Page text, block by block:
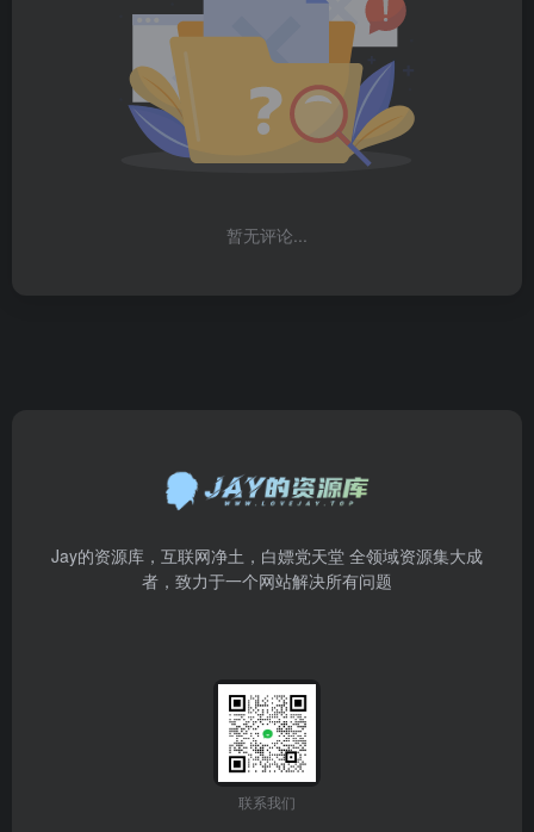
暂无评论...
Jay的资源库，互联网净土，白嫖党天堂 全领域资源集大成
者，致力于一个网站解决所有问题
联系我们